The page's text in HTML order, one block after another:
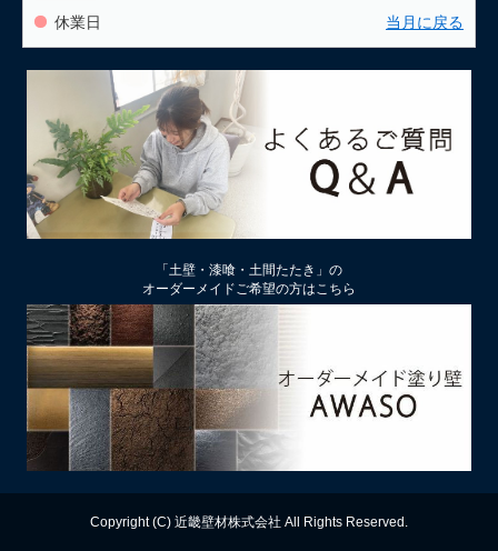
にも！
土壁リフォーム時アクが出たり、出なかったりするのはなぜ？
2026/02/12
土壁仕上げ材「塗ってくれい」「やすらぎ」の色をうすく、淡
くするには
2026/01/22
厚付け補修用中塗り漆喰ドカッと！は滑らかな表面にもできる
2026/01/09
【塗り替え下地処理】ビニールクロスは剥がさず下地処理する
のがおすすめ
2025/12/13
漆喰の上に土壁は塗れるのか？
休業日 当月に戻る
「土壁・漆喰・土間たたき」の
オーダーメイドご希望の方はこちら
Copyright (C) 近畿壁材株式会社 All Rights Reserved.